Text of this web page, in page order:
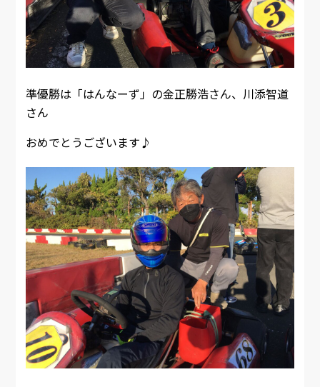
準優勝は「はんなーず」の金正勝浩さん、川添智道
さん
おめでとうございます♪